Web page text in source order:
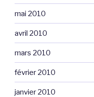
mai 2010
avril 2010
mars 2010
février 2010
janvier 2010